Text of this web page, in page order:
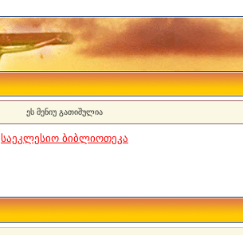
ეს მენიუ გათიშულია
საეკლესიო ბიბლიოთეკა